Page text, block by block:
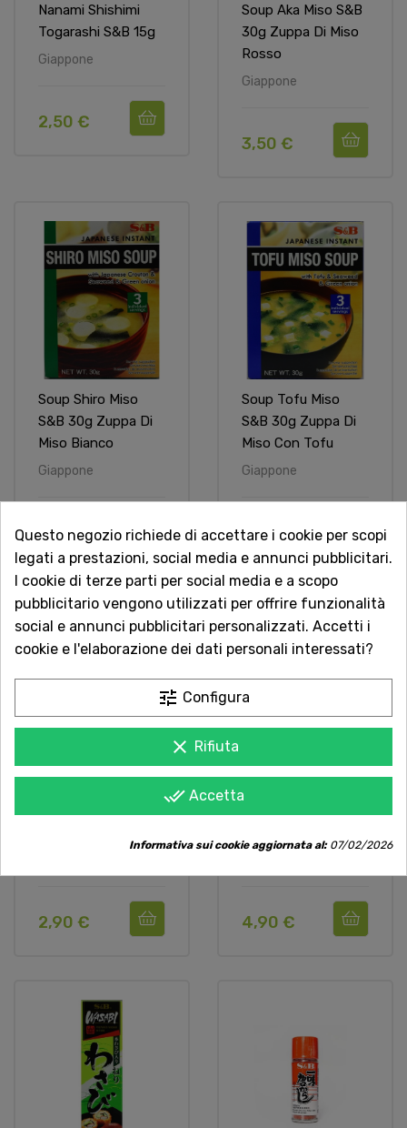
Nanami Shishimi
Togarashi S&b 15g
Giappone
2,50 €
Soup Aka Miso S&B
30g Zuppa Di Miso
Rosso
Giappone
3,50 €
Soup Shiro Miso
S&B 30g Zuppa Di
Miso Bianco
Giappone
3,50 €
Soup Tofu Miso
S&B 30g Zuppa Di
Miso Con Tofu
Giappone
3,50 €
2,90 €
Wasabi Sauce S&B
4,90 €
Questo negozio richiede di accettare i cookie per scopi
legati a prestazioni, social media e annunci pubblicitari.
I cookie di terze parti per social media e a scopo
pubblicitario vengono utilizzati per offrire funzionalità
social e annunci pubblicitari personalizzati. Accetti i
cookie e l'elaborazione dei dati personali interessati?
tune Configura
clear Rifiuta
done_all Accetta
Informativa sui cookie aggiornata al:07/02/2026